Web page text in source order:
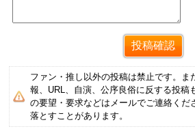
ファン・推し以外の投稿は禁止です。ま
報、URL、自演、公序良俗に反する投稿
の要望・要求などはメールでご連絡くだ
落とすことがあります。